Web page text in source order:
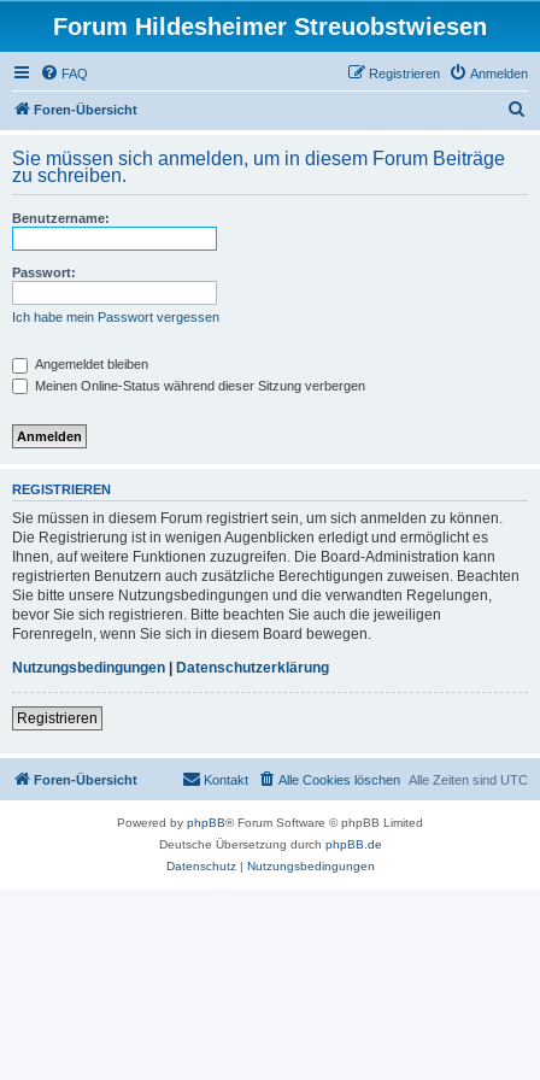
Forum Hildesheimer Streuobstwiesen
FAQ Anmelden
Registrieren
Foren-Übersicht
h
Sie müssen sich anmelden, um in diesem Forum Beiträge
zu schreiben.
Benutzername:
Passwort:
Ich habe mein Passwort vergessen
Angemeldet bleiben
Meinen Online-Status während dieser Sitzung verbergen
REGISTRIEREN
Sie müssen in diesem Forum registriert sein, um sich anmelden zu können.
Die Registrierung ist in wenigen Augenblicken erledigt und ermöglicht es
Ihnen, auf weitere Funktionen zuzugreifen. Die Board-Administration kann
registrierten Benutzern auch zusätzliche Berechtigungen zuweisen. Beachten
Sie bitte unsere Nutzungsbedingungen und die verwandten Regelungen,
bevor Sie sich registrieren. Bitte beachten Sie auch die jeweiligen
Forenregeln, wenn Sie sich in diesem Board bewegen.
Nutzungsbedingungen | Datenschutzerklärung
Registrieren
Foren-Übersicht Alle Zeiten sind UTC
Alle Cookies löschen
Kontakt
Powered by phpBB® Forum Software © phpBB Limited
Deutsche Übersetzung durch phpBB.de
Datenschutz| Nutzungsbedingungen